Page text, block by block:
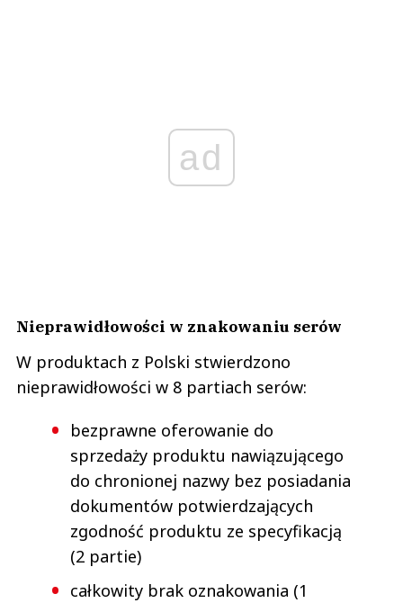
ad
Nieprawidłowości w znakowaniu serów
W produktach z Polski stwierdzono
nieprawidłowości w 8 partiach serów:
bezprawne oferowanie do
sprzedaży produktu nawiązującego
do chronionej nazwy bez posiadania
dokumentów potwierdzających
zgodność produktu ze specyfikacją
(2 partie)
całkowity brak oznakowania (1